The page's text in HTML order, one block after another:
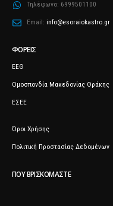
Τηλέφωνο: 6999501100
Email: info@esoraiokastro.gr
ΦΟΡΕΊΣ
ΕΕΘ
Ομοσπονδία Μακεδονίας Θράκης
ΕΣΕΕ
Όροι Χρήσης
Πολιτική Προστασίας Δεδομένων
ΠΟΥ ΒΡΙΣΚΌΜΑΣΤΕ